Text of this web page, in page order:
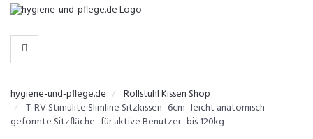
-
KATEGORIEN
hygiene-und-pflege.de
Rollstuhl Kissen Shop
T-RV Stimulite Slimline Sitzkissen- 6cm- leicht anatomisch
geformte Sitzfläche- für aktive Benutzer- bis 120kg